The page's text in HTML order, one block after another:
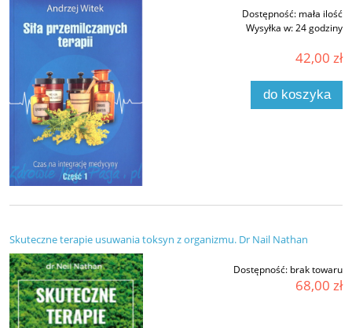
Dostępność: mała ilość
Wysyłka w:24 godziny
42,00 zł
do koszyka
Skuteczne terapie usuwania toksyn z organizmu. Dr Nail Nathan
Dostępność: brak towaru
68,00 zł